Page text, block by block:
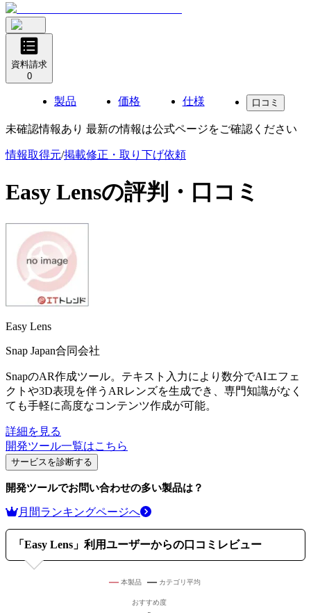
資料請求
0
製品 価格 仕様 口コミ
未確認情報あり 最新の情報は公式ページをご確認ください
情報取得元/掲載修正・取り下げ依頼
Easy Lensの評判・口コミ
Easy Lens
Snap Japan合同会社
SnapのAR作成ツール。テキスト入力により数分でAIエフェ
クトや3D表現を伴うARレンズを生成でき、専門知識がなく
ても手軽に高度なコンテンツ作成が可能。
詳細を見る
開発ツール一覧はこちら
サービスを診断する
開発ツールでお問い合わせの多い製品は？
月間ランキングページへ
「 Easy Lens 」利用ユーザーからの口コミレビュー